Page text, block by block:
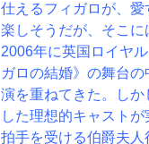
仕えるフィガロが、
楽しそうだが、そこ
2006年に英国ロイヤ
ガロの結婚》の舞台
演を重ねてきた。し
した理想的キャスト
拍手を受ける伯爵夫